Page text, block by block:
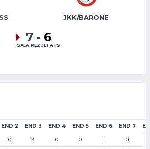
JKK/BARONE
7 - 6
GALA REZULTĀTS
END 2 END 3 END 4 END 5 END 6 END 7
0 3 0 0 1 0